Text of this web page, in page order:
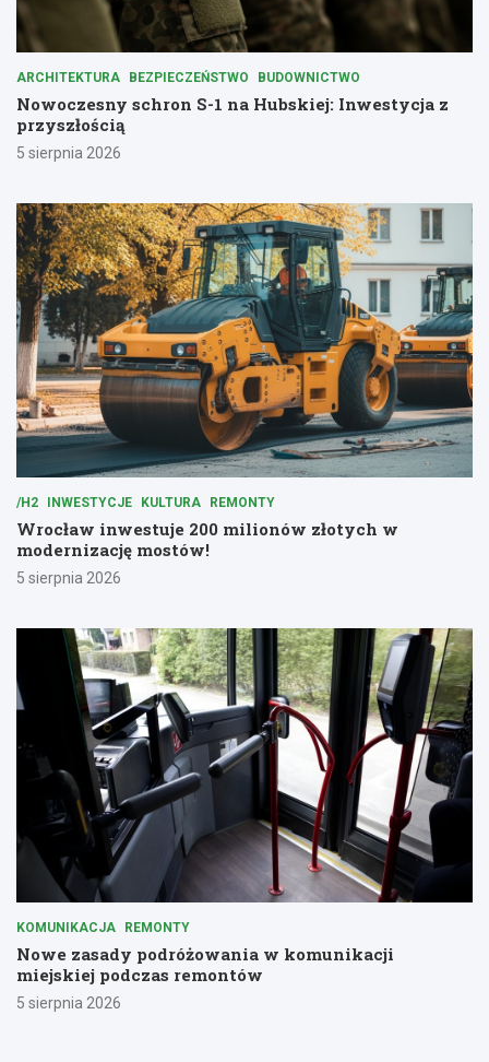
ARCHITEKTURA BEZPIECZEŃSTWO BUDOWNICTWO
Nowoczesny schron S-1 na Hubskiej: Inwestycja z
przyszłością
5 sierpnia 2026
/H2 INWESTYCJE KULTURA REMONTY
Wrocław inwestuje 200 milionów złotych w
modernizację mostów!
5 sierpnia 2026
KOMUNIKACJA REMONTY
Nowe zasady podróżowania w komunikacji
miejskiej podczas remontów
5 sierpnia 2026